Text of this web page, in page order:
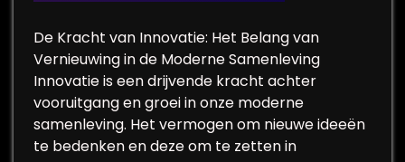
De Kracht van Innovatie: Het Belang van
Vernieuwing in de Moderne Samenleving
Innovatie is een drijvende kracht achter
vooruitgang en groei in onze moderne
samenleving. Het vermogen om nieuwe ideeën
te bedenken en deze om te zetten in